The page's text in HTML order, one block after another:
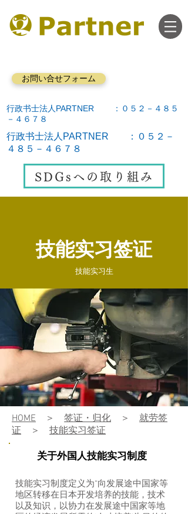
お問い合せフォーム
行政书士法人PARTNER ：０５２－４８５
－４６７８
行政书士法人PARTNER ：０５２－
４８５－４６７８
SDGsへの取り組み
​技能实习签证
技能实习生
HOME ＞ 签证・归化 ＞ 就劳签
证 ＞ 技能实习签证
关于外国人技能实习制度
​技能实习制度定义为“向发展途中国家等
地区转移在日本开发培养的技能，技术
以及知识，以协力在发展途中国家等地